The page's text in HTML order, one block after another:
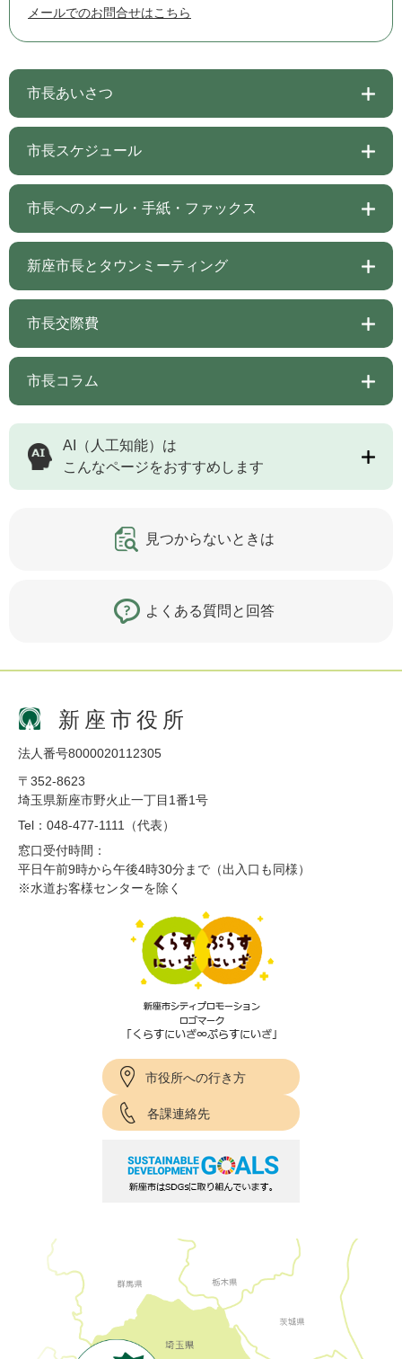
メールでのお問合せはこちら
市長あいさつ
市長スケジュール
市長へのメール・手紙・ファックス
新座市長とタウンミーティング
市長交際費
市長コラム
AI（人工知能）は
こんなページをおすすめします
見つからないときは
よくある質問と回答
新座市役所
法人番号8000020112305
〒352-8623
埼玉県新座市野火止一丁目1番1号
Tel：048-477-1111（代表）
窓口受付時間：
平日午前9時から午後4時30分まで（出入口も同様）
※水道お客様センターを除く
市役所への行き方
各課連絡先